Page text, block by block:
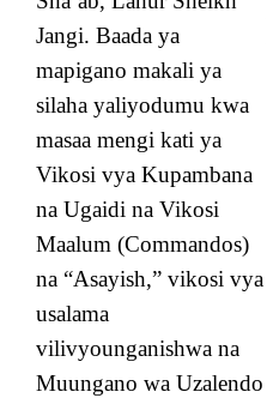
Jangi. Baada ya
mapigano makali ya
silaha yaliyodumu kwa
masaa mengi kati ya
Vikosi vya Kupambana
na Ugaidi na Vikosi
Maalum (Commandos)
na “Asayish,” vikosi vya
usalama
vilivyounganishwa na
Muungano wa Uzalendo